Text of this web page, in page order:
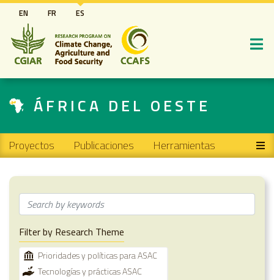
Pasar
al
contenido
principal
EN FR ES
ÁFRICA DEL OESTE
Main navigation
Proyectos Publicaciones Herramientas
Filter by Research Theme
Prioridades y políticas para ASAC
Tecnologías y prácticas ASAC